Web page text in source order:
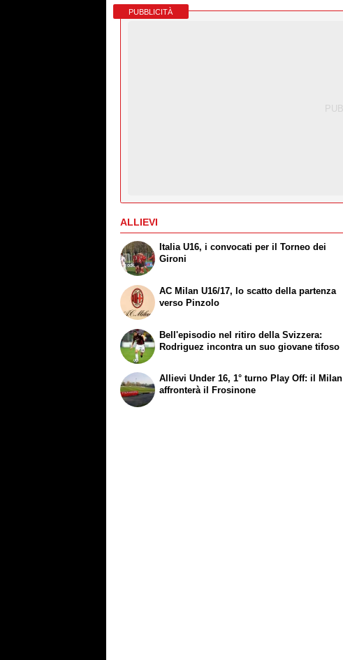
PUBBLICITÀ
ALLIEVI
Italia U16, i convocati per il Torneo dei
Gironi
AC Milan U16/17, lo scatto della partenza
verso Pinzolo
Bell'episodio nel ritiro della Svizzera:
Rodriguez incontra un suo giovane tifoso
Allievi Under 16, 1° turno Play Off: il Milan
affronterà il Frosinone